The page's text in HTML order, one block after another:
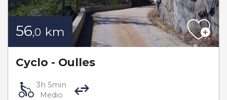
56,0 km
Cyclo - Oulles
3h 5min
Medio